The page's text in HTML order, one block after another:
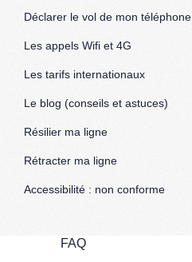
Déclarer le vol de mon téléphone
Les appels Wifi et 4G
Les tarifs internationaux
Le blog (conseils et astuces)
Résilier ma ligne
Rétracter ma ligne
Accessibilité : non conforme
FAQ